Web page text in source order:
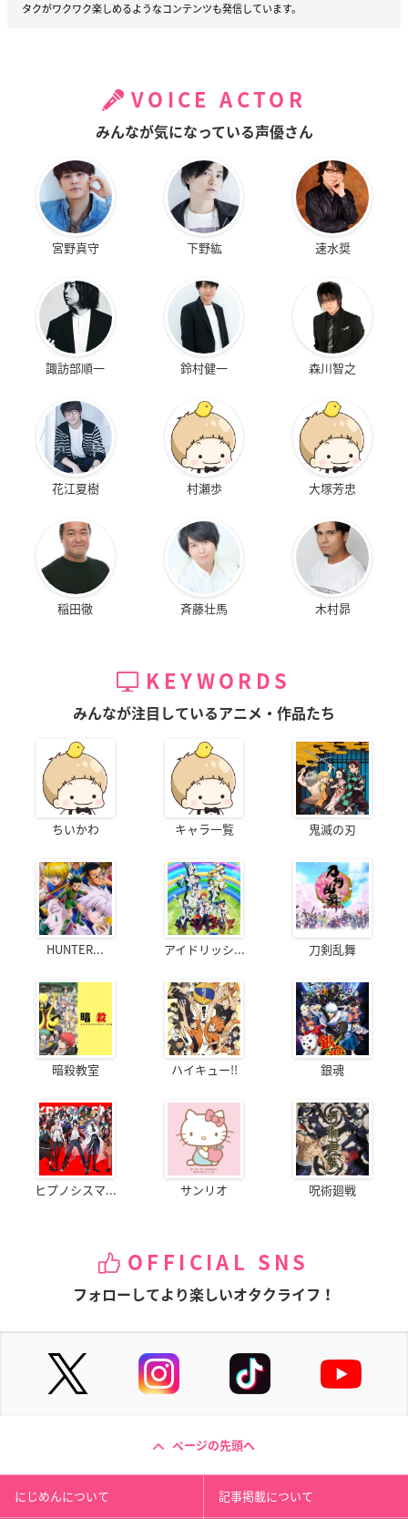
タクがワクワク楽しめるようなコンテンツも発信しています。
VOICE ACTOR
みんなが気になっている声優さん
宮野真守 下野紘 速水奨
諏訪部順一 鈴村健一 森川智之
花江夏樹 村瀬歩 大塚芳忠
稲田徹 斉藤壮馬 木村昴
KEYWORDS
みんなが注目しているアニメ・作品たち
ちいかわ キャラ一覧 鬼滅の刃
HUNTER... アイドリッシ... 刀剣乱舞
暗殺教室 ハイキュー!! 銀魂
ヒプノシスマ... サンリオ 呪術廻戦
OFFICIAL SNS
フォローしてより楽しいオタクライフ！
ページの先頭へ
にじめんについて 記事掲載について